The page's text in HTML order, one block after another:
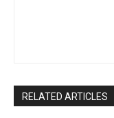
RELATED ARTICLES